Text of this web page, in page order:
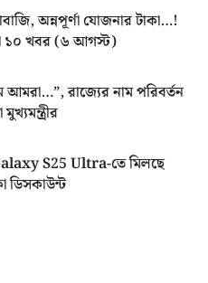
অন্নপূর্ণা যোজনার টাকা…!
১০ খবর (৬ আগস্ট)
আমরা…”, রাজ্যের নাম পরিবর্তন
মুখ্যমন্ত্রীর
S25 Ultra-তে মিলছে
ডিসকাউন্ট